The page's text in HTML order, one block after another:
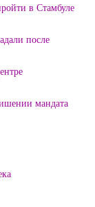
в Стамбуле
после
мандата